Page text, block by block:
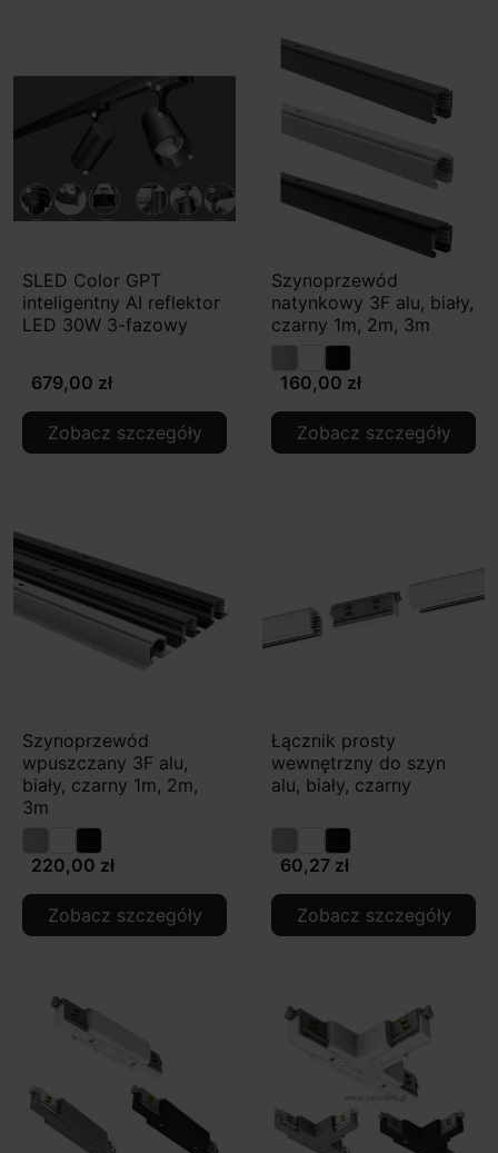
SLED Color GPT
inteligentny AI reflektor
LED 30W 3-fazowy
679,00 zł
Zobacz szczegóły
Szynoprzewód
natynkowy 3F alu, biały,
czarny 1m, 2m, 3m
160,00 zł
Zobacz szczegóły
Szynoprzewód
wpuszczany 3F alu,
biały, czarny 1m, 2m,
3m
220,00 zł
Zobacz szczegóły
Łącznik prosty
wewnętrzny do szyn
alu, biały, czarny
60,27 zł
Zobacz szczegóły